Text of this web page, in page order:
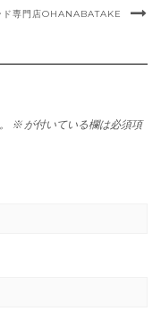
ド専門店OHANABATAKE
※ が付いている欄は必須項